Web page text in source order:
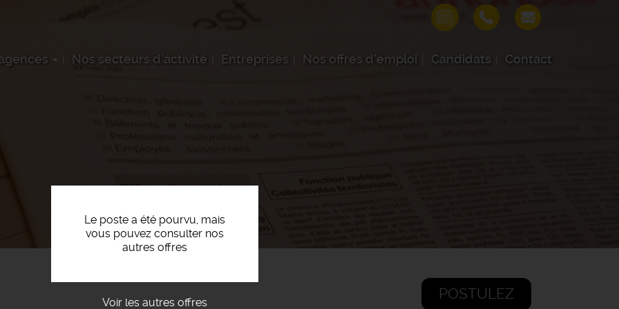
Nos secteurs d'activité Entreprises Nos offres d'emploi Candidats Contact
Le poste a été pourvu, mais
vous pouvez consulter nos
autres offres
Voir les autres offres
POSTULEZ